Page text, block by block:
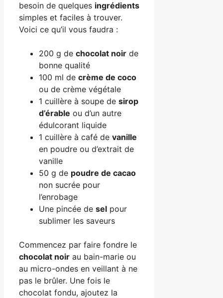
besoin de quelques ingrédients
simples et faciles à trouver.
Voici ce qu’il vous faudra :
200 g de chocolat noir de
bonne qualité
100 ml de crème de coco
ou de crème végétale
1 cuillère à soupe de sirop
d’érable ou d’un autre
édulcorant liquide
1 cuillère à café de vanille
en poudre ou d’extrait de
vanille
50 g de poudre de cacao
non sucrée pour
l’enrobage
Une pincée de sel pour
sublimer les saveurs
Commencez par faire fondre le
chocolat noir au bain-marie ou
au micro-ondes en veillant à ne
pas le brûler. Une fois le
chocolat fondu, ajoutez la